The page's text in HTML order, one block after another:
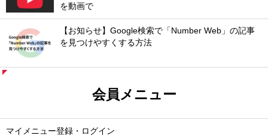
を動画で
【お知らせ】Google検索で「Number Web」の記事
を見つけやすくする方法
会員メニュー
マイメニュー登録・ログイン